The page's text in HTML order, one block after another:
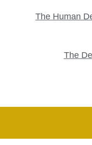
The Human
The